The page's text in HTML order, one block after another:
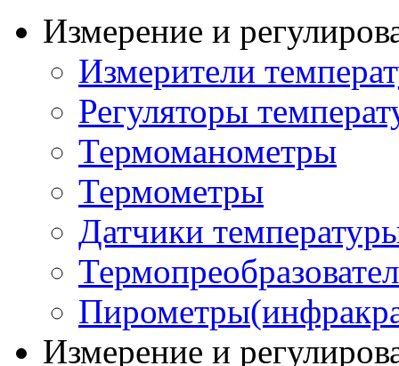
Измерение и
Измерители
Регуляторы
Термоманометры
Термометры
Датчики
Измерение и